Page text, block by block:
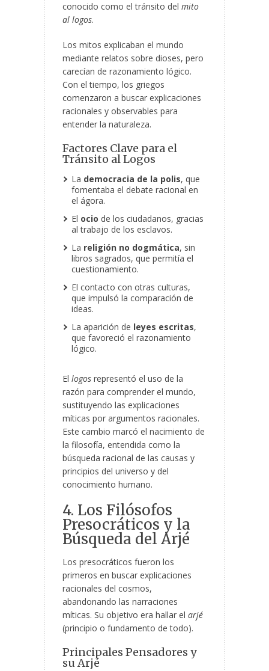
conocido como el tránsito del mito
al logos.
Los mitos explicaban el mundo
mediante relatos sobre dioses, pero
carecían de razonamiento lógico.
Con el tiempo, los griegos
comenzaron a buscar explicaciones
racionales y observables para
entender la naturaleza.
Factores Clave para el
Tránsito al Logos
La democracia de la polis, que
fomentaba el debate racional en
el ágora.
El ocio de los ciudadanos, gracias
al trabajo de los esclavos.
La religión no dogmática, sin
libros sagrados, que permitía el
cuestionamiento.
El contacto con otras culturas,
que impulsó la comparación de
ideas.
La aparición de leyes escritas,
que favoreció el razonamiento
lógico.
El logos representó el uso de la
razón para comprender el mundo,
sustituyendo las explicaciones
míticas por argumentos racionales.
Este cambio marcó el nacimiento de
la filosofía, entendida como la
búsqueda racional de las causas y
principios del universo y del
conocimiento humano.
4. Los Filósofos
Presocráticos y la
Búsqueda del Arjé
Los presocráticos fueron los
primeros en buscar explicaciones
racionales del cosmos,
abandonando las narraciones
míticas. Su objetivo era hallar el arjé
(principio o fundamento de todo).
Principales Pensadores y
su Arjé